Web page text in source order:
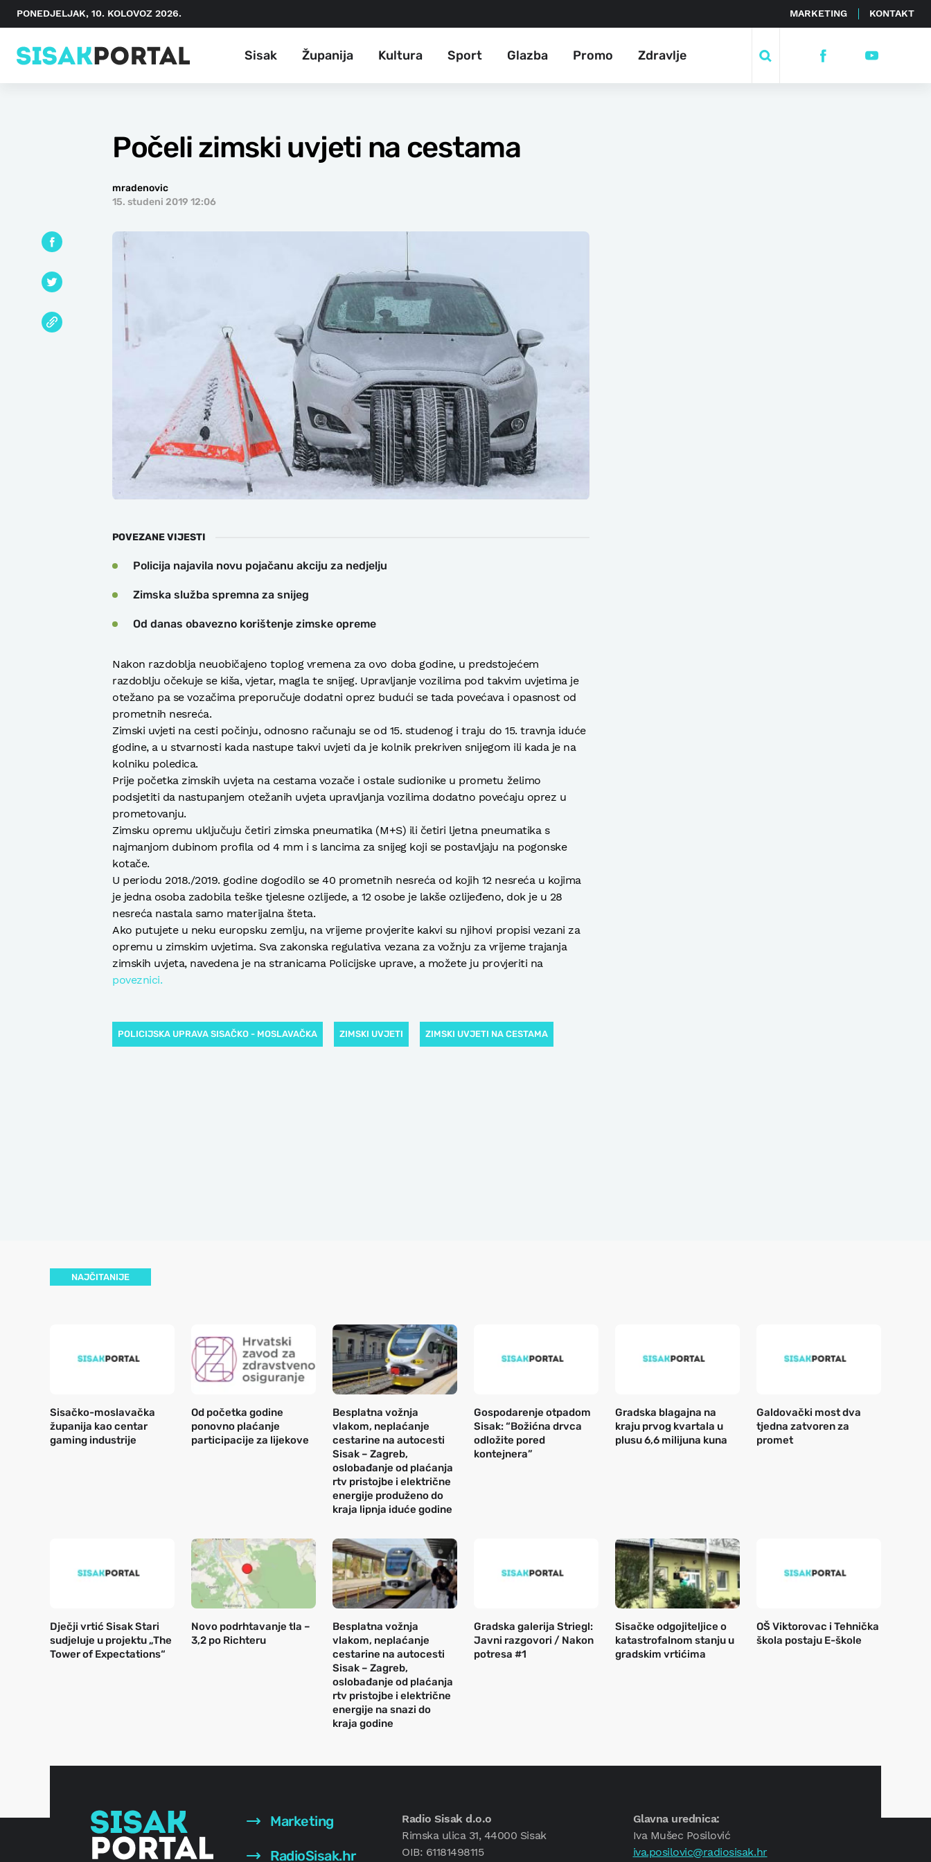
PONEDJELJAK, 10. KOLOVOZ 2026. MARKETING KONTAKT
Sisak Županija Kultura Sport Glazba Promo Zdravlje
Počeli zimski uvjeti na cestama
mradenovic
15. studeni 2019 12:06
POVEZANE VIJESTI
Policija najavila novu pojačanu akciju za nedjelju
Zimska služba spremna za snijeg
Od danas obavezno korištenje zimske opreme
Nakon razdoblja neuobičajeno toplog vremena za ovo doba godine, u predstojećem
razdoblju očekuje se kiša, vjetar, magla te snijeg. Upravljanje vozilima pod takvim uvjetima je
otežano pa se vozačima preporučuje dodatni oprez budući se tada povećava i opasnost od
prometnih nesreća.
Zimski uvjeti na cesti počinju, odnosno računaju se od 15. studenog i traju do 15. travnja iduće
godine, a u stvarnosti kada nastupe takvi uvjeti da je kolnik prekriven snijegom ili kada je na
kolniku poledica.
Prije početka zimskih uvjeta na cestama vozače i ostale sudionike u prometu želimo
podsjetiti da nastupanjem otežanih uvjeta upravljanja vozilima dodatno povećaju oprez u
prometovanju.
Zimsku opremu uključuju četiri zimska pneumatika (M+S) ili četiri ljetna pneumatika s
najmanjom dubinom profila od 4 mm i s lancima za snijeg koji se postavljaju na pogonske
kotače.
U periodu 2018./2019. godine dogodilo se 40 prometnih nesreća od kojih 12 nesreća u kojima
je jedna osoba zadobila teške tjelesne ozlijede, a 12 osobe je lakše ozlijeđeno, dok je u 28
nesreća nastala samo materijalna šteta.
Ako putujete u neku europsku zemlju, na vrijeme provjerite kakvi su njihovi propisi vezani za
opremu u zimskim uvjetima. Sva zakonska regulativa vezana za vožnju za vrijeme trajanja
zimskih uvjeta, navedena je na stranicama Policijske uprave, a možete ju provjeriti na
poveznici.
POLICIJSKA UPRAVA SISAČKO - MOSLAVAČKA ZIMSKI UVJETI ZIMSKI UVJETI NA CESTAMA
NAJČITANIJE
Sisačko-moslavačka
županija kao centar
gaming industrije
Od početka godine
ponovno plaćanje
participacije za lijekove
Besplatna vožnja
vlakom, neplaćanje
cestarine na autocesti
Sisak – Zagreb,
oslobađanje od plaćanja
rtv pristojbe i električne
energije produženo do
kraja lipnja iduće godine
Gospodarenje otpadom
Sisak: “Božićna drvca
odložite pored
kontejnera”
Gradska blagajna na
kraju prvog kvartala u
plusu 6,6 milijuna kuna
Galdovački most dva
tjedna zatvoren za
promet
Dječji vrtić Sisak Stari
sudjeluje u projektu „The
Tower of Expectations“
Novo podrhtavanje tla –
3,2 po Richteru
Besplatna vožnja
vlakom, neplaćanje
cestarine na autocesti
Sisak – Zagreb,
oslobađanje od plaćanja
rtv pristojbe i električne
energije na snazi do
kraja godine
Gradska galerija Striegl:
Javni razgovori / Nakon
potresa #1
Sisačke odgojiteljice o
katastrofalnom stanju u
gradskim vrtićima
OŠ Viktorovac i Tehnička
škola postaju E-škole
Marketing
RadioSisak.hr
Radio Sisak d.o.o
Rimska ulica 31, 44000 Sisak
OIB: 61181498115
Glavna urednica:
Iva Mušec Posilović
iva.posilovic@radiosisak.hr